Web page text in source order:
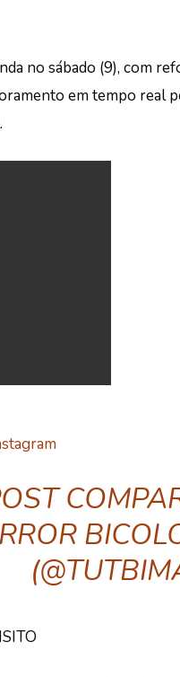
no sábado (9), com
em tempo real